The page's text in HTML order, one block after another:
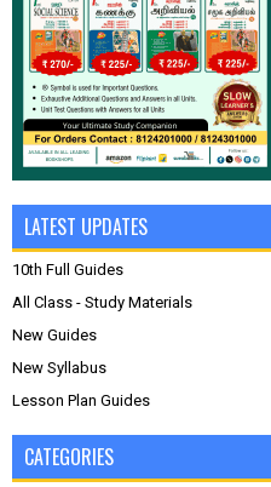
LATEST UPDATES
10th Full Guides
All Class - Study Materials
New Guides
New Syllabus
Lesson Plan Guides
CATEGORIES